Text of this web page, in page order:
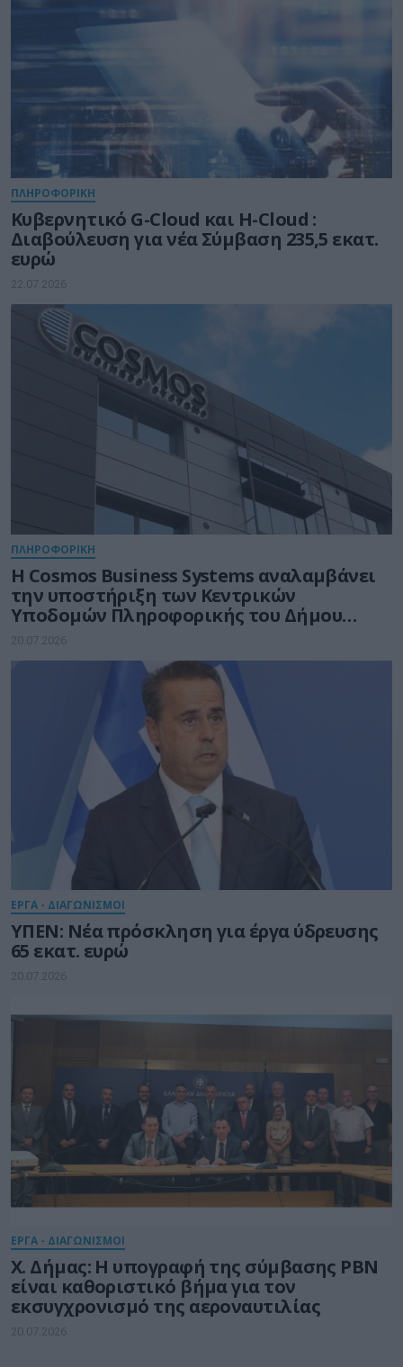
ΠΛΗΡΟΦΟΡΙΚΗ
Kυβερνητικό G-Cloud και H-Cloud :
Διαβούλευση για νέα Σύμβαση 235,5 εκατ.
ευρώ
22.07.2026
ΠΛΗΡΟΦΟΡΙΚΗ
Η Cosmos Business Systems αναλαμβάνει
την υποστήριξη των Κεντρικών
Υποδομών Πληροφορικής του Δήμου
Θεσσαλονίκης
20.07.2026
ΕΡΓΑ - ΔΙΑΓΩΝΙΣΜΟΙ
ΥΠΕΝ: Νέα πρόσκληση για έργα ύδρευσης
65 εκατ. ευρώ
20.07.2026
ΕΡΓΑ - ΔΙΑΓΩΝΙΣΜΟΙ
Χ. Δήμας: Η υπογραφή της σύμβασης PBN
είναι καθοριστικό βήμα για τον
εκσυγχρονισμό της αεροναυτιλίας
20.07.2026